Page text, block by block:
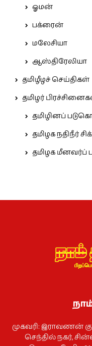
ஓமன்
பக்ரைன்
மலேசியா
ஆஸ்திரேலியா
தமிழீழச் செய்திகள்
தமிழர்
தமிழினப்
தமிழக நதிநீர்
தமிழக
முகவரி: இராவணன்
செந்தில் நகர்,